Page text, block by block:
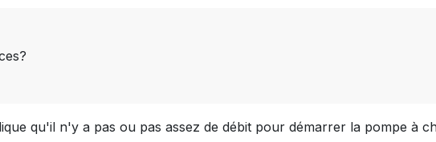
qu'il n'y a pas ou pas assez de débit pour démarrer la pompe à